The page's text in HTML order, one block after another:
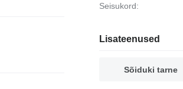
Seisukord:
Lisateenused
Sõiduki tarne